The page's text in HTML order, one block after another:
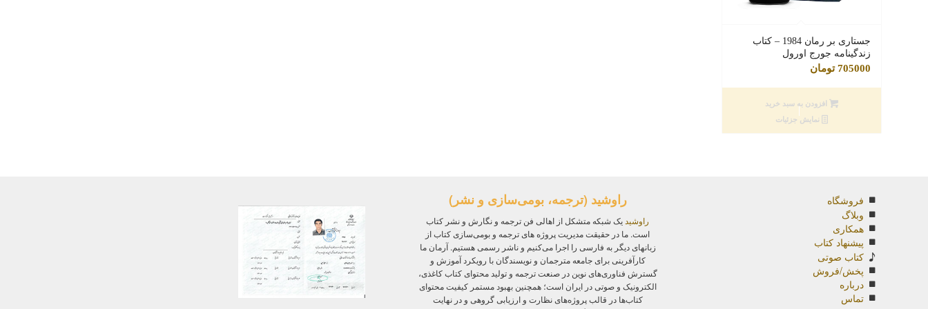
جستاری بر رمان 1984 – کتاب
زندگینامه جورج اورول
705000 تومان
افزودن به سبد خرید
نمایش جزئیات
فروشگاه
وبلاگ
همکاری
پیشنهاد کتاب
کتاب صوتی
پخش/فروش
درباره
تماس
راوشید (ترجمه، بومی‌سازی و نشر)
راوشید یک شبکه متشکل از اهالی فن ترجمه و نگارش و نشر کتاب
است. ما در حقیقت مدیریت پروژه‌ های ترجمه و بومی‌سازی کتاب از
زبانهای دیگر به فارسی را اجرا می‌کنیم و ناشر رسمی هستیم. آرمان ما
کارآفرینی برای جامعه مترجمان و نویسندگان با رویکرد آموزش و
گسترش فناوری‌های نوین در صنعت ترجمه و تولید محتوای کتاب کاغذی،
الکترونیک و صوتی در ایران است؛ همچنین بهبود مستمر کیفیت محتوای
کتاب‌ها در قالب پروژه‌های نظارت و ارزیابی گروهی و در نهایت